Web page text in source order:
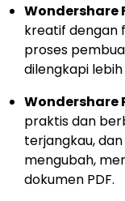
Wondershare
kreatif dengan
proses
dilengkapi
Wondershare
praktis dan
terjangkau,
mengubah,
dokumen PDF.